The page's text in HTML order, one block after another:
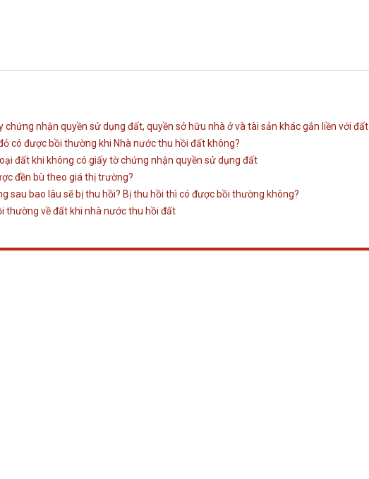
chứng nhận quyền sử dụng đất, quyền sở hữu nhà ở và tài sản khác gắn liền với đất
có được bồi thường khi Nhà nước thu hồi đất không?
đất khi không có giấy tờ chứng nhận quyền sử dụng đất
đền bù theo giá thị trường?
sau bao lâu sẽ bị thu hồi? Bị thu hồi thì có được bồi thường không?
thường về đất khi nhà nước thu hồi đất